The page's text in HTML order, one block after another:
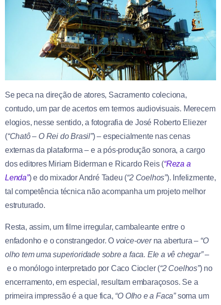
Se peca na direção de atores, Sacramento coleciona,
contudo, um par de acertos em termos audiovisuais. Merecem
elogios, nesse sentido, a fotografia de José Roberto Eliezer
(“Chatô – O Rei do Brasil”) – especialmente nas cenas
externas da plataforma – e a pós-produção sonora, a cargo
dos editores Miriam Biderman e Ricardo Reis (“Reza a
Lenda”) e do mixador André Tadeu (“2 Coelhos”). Infelizmente,
tal competência técnica não acompanha um projeto melhor
estruturado.
Resta, assim, um filme irregular, cambaleante entre o
enfadonho e o constrangedor. O voice-overna abertura – “O
olho tem uma superioridade sobre a faca. Ele a vê chegar”–
e o monólogo interpretado por Caco Ciocler (“2 Coelhos”) no
encerramento, em especial, resultam embaraçosos. Se a
primeira impressão é a que fica, “O Olho e a Faca”soma um